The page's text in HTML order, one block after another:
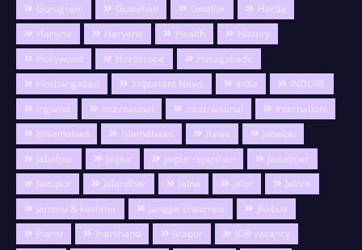
Gurugram
Guwahati Gwalior
Harda
Hariyna
Haryana Health
History
Hollywood
Horoscope
hosagabade
Hoshangabad
Important News India
INDORE
ingland
Internatinal international
Internationl
Ishlamabad
islamabaad Itawa
Jabalpu
Jabalpur
Jaipur jaipur rajasthan
Jaisalmer
Jaitupur
Jalandhar Jalna jalor
Jalore
jammu & kashmir
Janggir chaampa
Jhabua
Jhansi
Jharkhand Jirapur
JOB vacancy